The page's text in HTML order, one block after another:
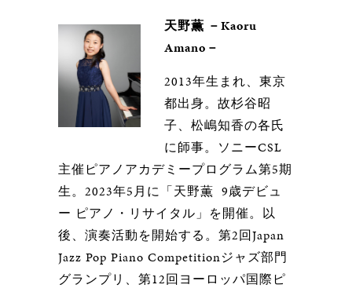
天野薫 －Kaoru
Amano－
2013年生まれ、東京
都出身。故杉谷昭
子、松嶋知香の各氏
に師事。ソニーCSL
主催ピアノアカデミープログラム第5期
生。2023年5月に「天野薫 9歳デビュ
ー ピアノ・リサイタル」を開催。以
後、演奏活動を開始する。第2回Japan
Jazz Pop Piano Competitionジャズ部門
グランプリ、第12回ヨーロッパ国際ピ